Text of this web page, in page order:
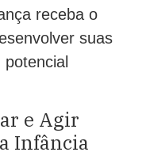
receba o
suas
e Agir
Infância